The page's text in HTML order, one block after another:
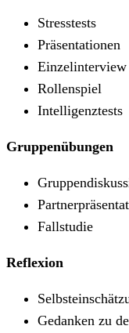
Stresstests
Präsentationen
Einzelinterview
Rollenspiel
Intelligenztests
Gruppenübungen
Fallstudie
Reflexion
Gedanken zu